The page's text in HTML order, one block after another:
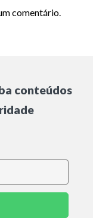
comentário.
conteúdos